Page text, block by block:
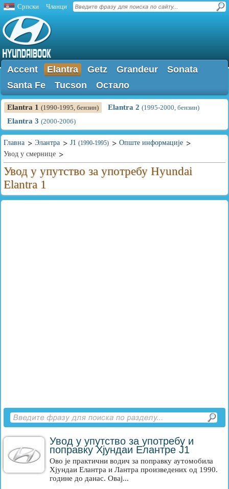
Српски Чланци
Accent Elantra Getz Grandeur
Sonata
Santa Fe
Tucson Остало
Elantra 1 (1990-1995, бензин) Elantra 2 (1995-2000, бензин)
Elantra 3 (2000-2006)
Главна Элантра J1 (1990-1995)
Опште информације
Увод у смернице
Увод у упутство за употребу Hyundai
Elantra 1
Увод у упутство за употребу и
поправку Хјундаи Елантре J1
Ово је практични водич за поправку аутомобила
Хјундаи Елантра и Лантра произведених од 1990.
године до данас. Овај...